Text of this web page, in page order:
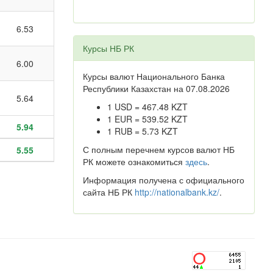
6.53
6.00
5.64
5.94
5.55
Курсы НБ РК
Курсы валют Национального Банка
Республики Казахстан на 07.08.2026
1 USD = 467.48 KZT
1 EUR = 539.52 KZT
1 RUB = 5.73 KZT
С полным перечнем курсов валют НБ
РК можете ознакомиться здесь.
Информация получена с официального
сайта НБ РК http://nationalbank.kz/.